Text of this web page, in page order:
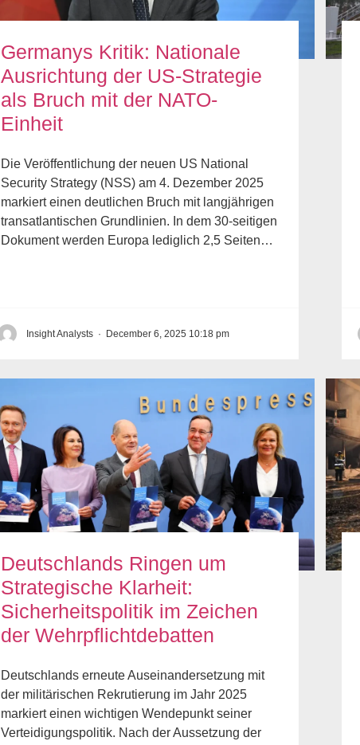
Germanys Kritik: Nationale
Ausrichtung der US-Strategie
als Bruch mit der NATO-
Einheit
Die Veröffentlichung der neuen US National
Security Strategy (NSS) am 4. Dezember 2025
markiert einen deutlichen Bruch mit langjährigen
transatlantischen Grundlinien. In dem 30-seitigen
Dokument werden Europa lediglich 2,5 Seiten…
Insight Analysts · December 6, 2025 10:18 pm
Deutschlands Ringen um
Strategische Klarheit:
Sicherheitspolitik im Zeichen
der Wehrpflichtdebatten
Deutschlands erneute Auseinandersetzung mit
der militärischen Rekrutierung im Jahr 2025
markiert einen wichtigen Wendepunkt seiner
Verteidigungspolitik. Nach der Aussetzung der